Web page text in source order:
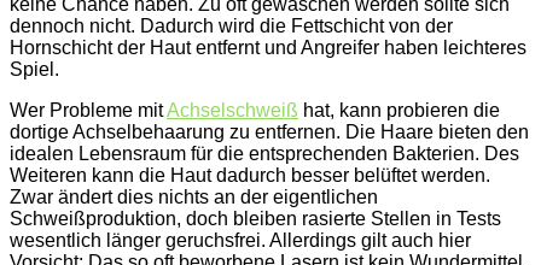
keine Chance haben. Zu oft gewaschen werden sollte sich
dennoch nicht. Dadurch wird die Fettschicht von der
Hornschicht der Haut entfernt und Angreifer haben leichteres
Spiel.
Wer Probleme mitAchselschweiß hat, kann probieren die
dortige Achselbehaarung zu entfernen. Die Haare bieten den
idealen Lebensraum für die entsprechenden Bakterien. Des
Weiteren kann die Haut dadurch besser belüftet werden.
Zwar ändert dies nichts an der eigentlichen
Schweißproduktion, doch bleiben rasierte Stellen in Tests
wesentlich länger geruchsfrei. Allerdings gilt auch hier